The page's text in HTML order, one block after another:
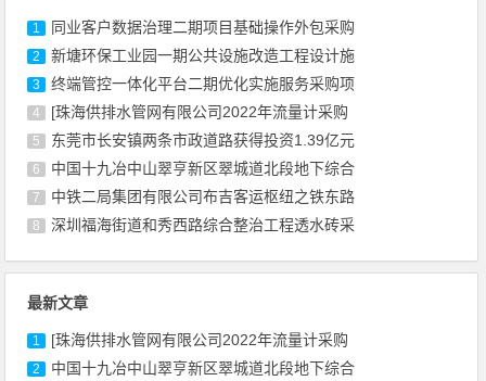
1 同业客户数据治理二期项目基础操作外包采购
2 新塘环保工业园一期公共设施改造工程设计施
3 终端管控一体化平台二期优化实施服务采购项
4 [珠海供排水管网有限公司2022年流量计采购
5 东莞市长安镇两条市政道路获得投资1.39亿元
6 中国十九冶中山翠亨新区翠城道北段地下综合
7 中铁二局集团有限公司布吉客运枢纽之铁东路
8 深圳福海街道和秀西路综合整治工程透水砖采
最新文章
1 [珠海供排水管网有限公司2022年流量计采购
2 中国十九冶中山翠亨新区翠城道北段地下综合